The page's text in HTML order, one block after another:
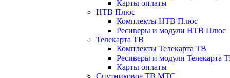
Карты оплаты
НТВ Плюс
Комплекты НТВ Плюс
Ресиверы и модули НТВ Плюс
Телекарта ТВ
Комплекты Телекарта ТВ
Ресиверы и модули Телекарта
Карты оплаты
Спутниковое ТВ МТС